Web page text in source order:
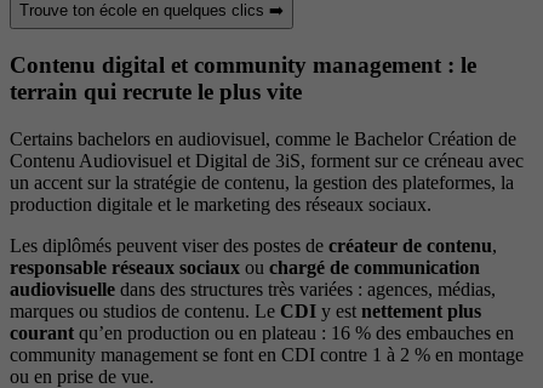
Trouve ton école en quelques clics ➡️
Contenu digital et community management : le
terrain qui recrute le plus vite
Certains bachelors en audiovisuel, comme le Bachelor Création de
Contenu Audiovisuel et Digital de 3iS, forment sur ce créneau avec
un accent sur la stratégie de contenu, la gestion des plateformes, la
production digitale et le marketing des réseaux sociaux.
Les diplômés peuvent viser des postes de créateur de contenu,
responsable réseaux sociaux ou chargé de communication
audiovisuelle dans des structures très variées : agences, médias,
marques ou studios de contenu. Le CDI y est nettement plus
courant qu’en production ou en plateau : 16 % des embauches en
community management se font en CDI contre 1 à 2 % en montage
ou en prise de vue.